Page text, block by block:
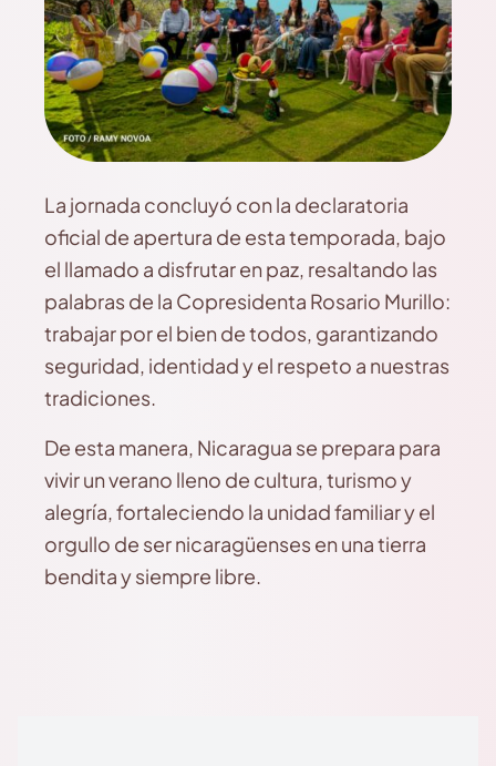
La jornada concluyó con la declaratoria
oficial de apertura de esta temporada, bajo
el llamado a disfrutar en paz, resaltando las
palabras de la Copresidenta Rosario Murillo:
trabajar por el bien de todos, garantizando
seguridad, identidad y el respeto a nuestras
tradiciones.
De esta manera, Nicaragua se prepara para
vivir un verano lleno de cultura, turismo y
alegría, fortaleciendo la unidad familiar y el
orgullo de ser nicaragüenses en una tierra
bendita y siempre libre.